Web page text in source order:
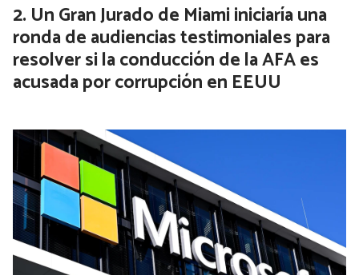
Un Gran Jurado de Miami iniciaría una
ronda de audiencias testimoniales para
resolver si la conducción de la AFA es
acusada por corrupción en EEUU